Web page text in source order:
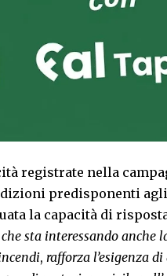
registrate nella
predisponenti
la capacità di
sta interessando anche
, rafforza l’esigenza